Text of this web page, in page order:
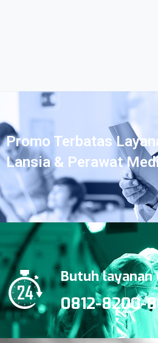
Promo Terbatas
Lansia & Perawat
Butuh layanan
0812-8200-